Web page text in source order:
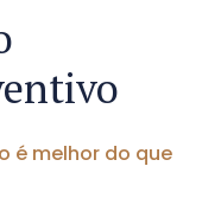
é melhor do que